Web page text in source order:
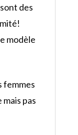
des
modèle
femmes
pas